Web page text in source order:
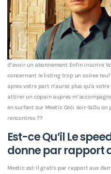
d’avoir un abonnement Enfin inscrire
concernant le listing trop un soiree
apres votre part n’aurez plus qu’a
attirer un copain aupres
en surfant sur Meetic Ceci soir-laOu on
rencontres ??
Est-ce Qu’il Le
donne par rapport
Meetic est-il gratis par rapport aux